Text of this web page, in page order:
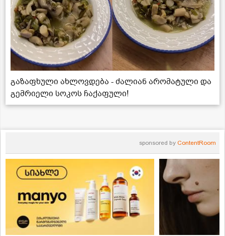
გაზაფხული ახლოვდება - ძალიან არომატული და
გემრიელი სოკოს ჩაქაფული!
sponsored by ContentRoom